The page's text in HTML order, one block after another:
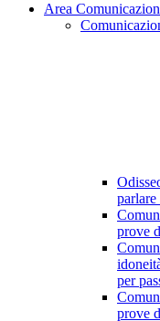
Area
prove
per
prove